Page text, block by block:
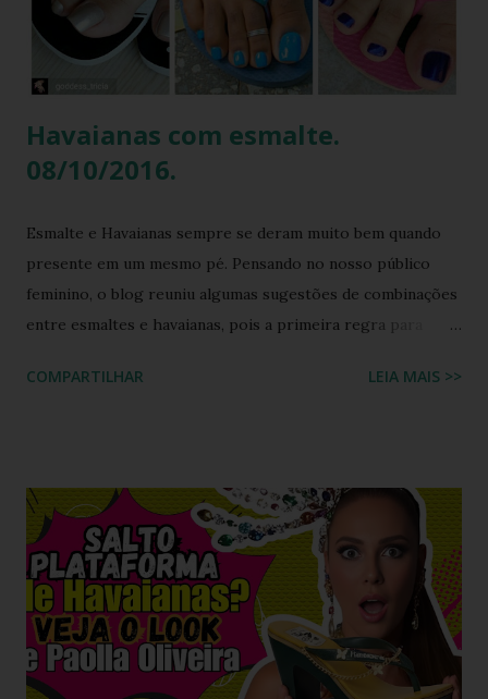
Scrunchie surge exatamente como essa resposta
fashionista: a fusão impecável da lendária sola de borracha
Havaianas com tiras revestidas de tecido drapeado com
Havaianas com esmalte.
08/10/2016.
Esmalte e Havaianas sempre se deram muito bem quando
presente em um mesmo pé. Pensando no nosso público
feminino, o blog reuniu algumas sugestões de combinações
entre esmaltes e havaianas, pois a primeira regra para
BUSCA PERSONALIZADA NOS ACERVOS DO BLOG
COMPARTILHAR LEIA MAIS >>